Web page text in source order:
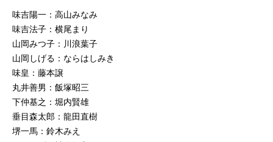
味吉陽一：高山みなみ
味吉法子：横尾まり
山岡みつ子：川浪葉子
山岡しげる：ならはしみき
味皇：藤本譲
丸井善男：飯塚昭三
下仲基之：堀内賢雄
垂目森太郎：龍田直樹
堺一馬：鈴木みえ